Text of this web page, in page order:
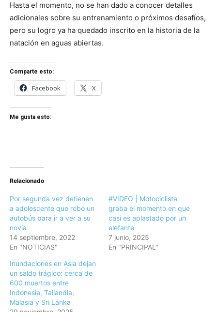
Hasta el momento, no se han dado a conocer detalles
adicionales sobre su entrenamiento o próximos desafíos,
pero su logro ya ha quedado inscrito en la historia de la
natación en aguas abiertas.
Comparte esto:
Facebook X
Me gusta esto:
Relacionado
Por segunda vez detienen
a adolescente que robó un
autobús para ir a ver a su
novia
14 septiembre, 2022
En "NOTICIAS"
#VIDEO | Motociclista
graba el momento en que
casi es aplastado por un
elefante
7 junio, 2025
En "PRINCIPAL"
Inundaciones en Asia dejan
un saldo trágico: cerca de
600 muertos entre
Indonesia, Tailandia,
Malasia y Sri Lanka